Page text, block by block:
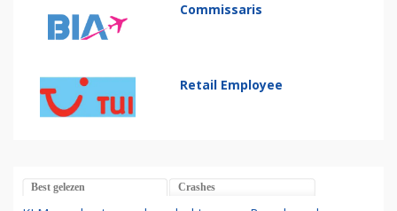
Commissaris
Retail Employee
Best gelezen Crashes